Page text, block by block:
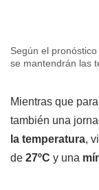
Según el
se mantendrán las
Mientras que para
también una
la temperatura,
de 27ºC y una